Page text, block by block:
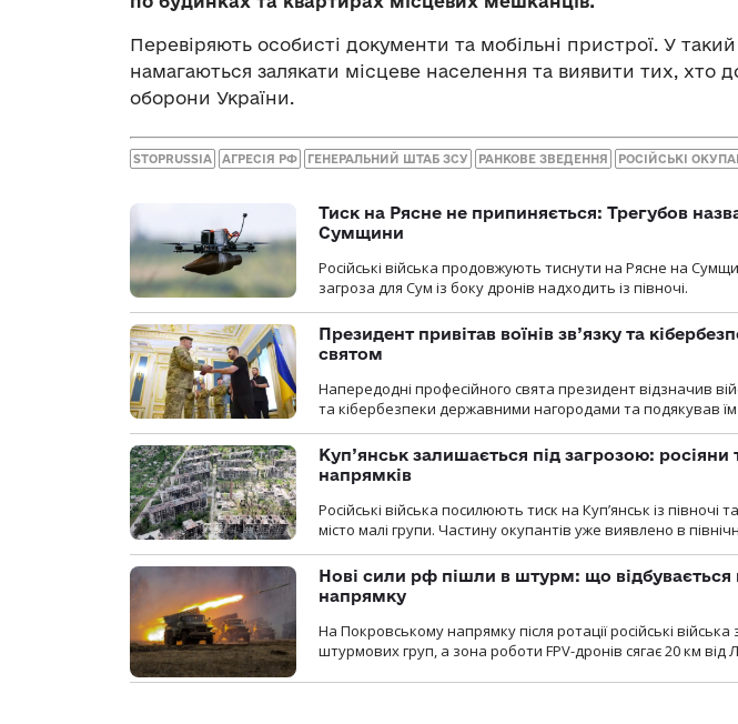
Перевіряють особисті документи та мобільні пристрої. У
намагаються залякати місцеве населення та виявити тих, хто
оборони України.
STOPRUSSIA АГРЕСІЯ РФ ГЕНЕРАЛЬНИЙ ШТАБ ЗСУ РАНКОВЕ ЗВЕДЕННЯ РОСІЙСЬКІ
Тиск на Рясне не припиняється: Трегубов
Сумщини
Російські війська продовжують тиснути на Рясне на
загроза для Сум із боку дронів надходить із півночі.
Президент привітав воїнів зв’язку та
святом
Напередодні професійного свята президент відзначив
та кібербезпеки державними нагородами та подякував їм
Куп’янськ залишається під загрозою: росіяни
напрямків
Російські війська посилюють тиск на Куп’янськ із
місто малі групи. Частину окупантів уже виявлено в
Нові сили рф пішли в штурм: що
напрямку
На Покровському напрямку після ротації російські війська
штурмових груп, а зона роботи FPV-дронів сягає 20 км від